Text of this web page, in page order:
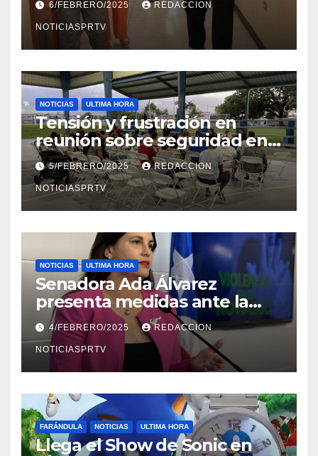
en Mayagüez
6/FEBRERO/2025 REDACCION
NOTICIASPRTV
NOTICIAS ULTIMA HORA
Tensión y frustración en
reunión sobre seguridad en
Reparto Metropolitano
5/FEBRERO/2025 REDACCION
NOTICIASPRTV
NOTICIAS ULTIMA HORA
Senadora Ada Álvarez
presenta medidas ante la
violencia en el noviazgo
4/FEBRERO/2025 REDACCION
NOTICIASPRTV
FARÁNDULA NOTICIAS ULTIMA HORA
Llega el Show de Sonic en